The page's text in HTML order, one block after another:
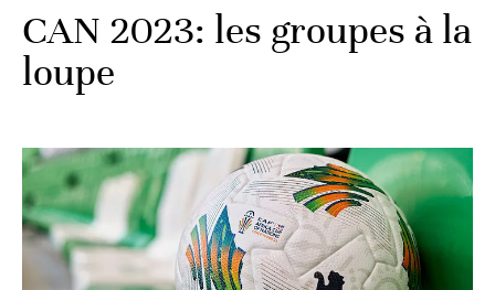
CAN 2023: les groupes à la
loupe